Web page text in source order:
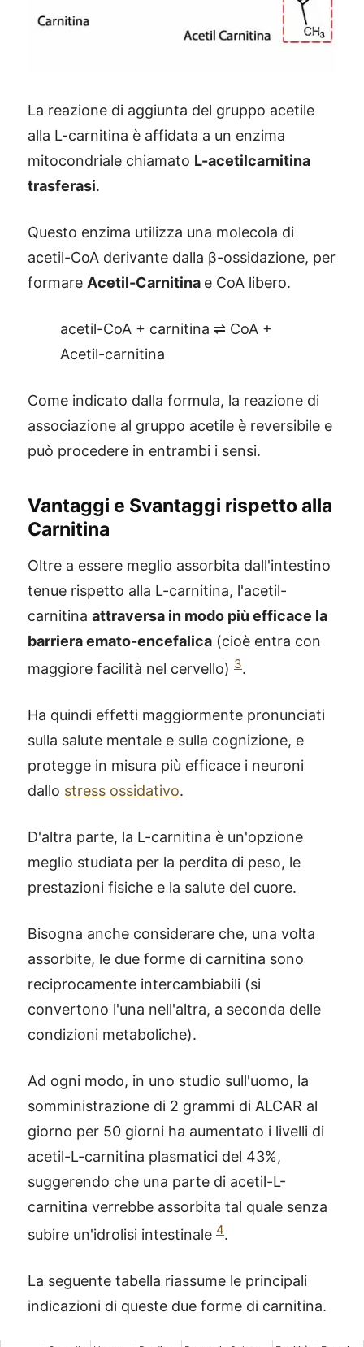
La reazione di aggiunta del gruppo acetile
alla L-carnitina è affidata a un enzima
mitocondriale chiamato L-acetilcarnitina
trasferasi.
Questo enzima utilizza una molecola di
acetil-CoA derivante dalla β-ossidazione, per
formare Acetil-Carnitina e CoA libero.
acetil-CoA + carnitina ⇌ CoA +
Acetil-carnitina
Come indicato dalla formula, la reazione di
associazione al gruppo acetile è reversibile e
può procedere in entrambi i sensi.
Vantaggi e Svantaggi rispetto alla
Carnitina
Oltre a essere meglio assorbita dall'intestino
tenue rispetto alla L-carnitina, l'acetil-
carnitina attraversa in modo più efficace la
barriera emato-encefalica (cioè entra con
maggiore facilità nel cervello) 3.
Ha quindi effetti maggiormente pronunciati
sulla salute mentale e sulla cognizione, e
protegge in misura più efficace i neuroni
dallo stress ossidativo.
D'altra parte, la L-carnitina è un'opzione
meglio studiata per la perdita di peso, le
prestazioni fisiche e la salute del cuore.
Bisogna anche considerare che, una volta
assorbite, le due forme di carnitina sono
reciprocamente intercambiabili (si
convertono l'una nell'altra, a seconda delle
condizioni metaboliche).
Ad ogni modo, in uno studio sull'uomo, la
somministrazione di 2 grammi di ALCAR al
giorno per 50 giorni ha aumentato i livelli di
acetil-L-carnitina plasmatici del 43%,
suggerendo che una parte di acetil-L-
carnitina verrebbe assorbita tal quale senza
subire un'idrolisi intestinale 4.
La seguente tabella riassume le principali
indicazioni di queste due forme di carnitina.